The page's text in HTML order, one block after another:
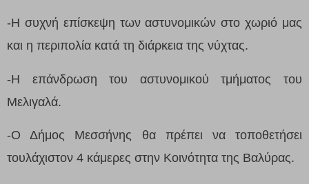
-Η συχνή επίσκεψη των αστυνομικών στο χωριό μας
και η περιπολία κατά τη διάρκεια της νύχτας.
-Η επάνδρωση του αστυνομικού τμήματος του
Μελιγαλά.
-Ο Δήμος Μεσσήνης θα πρέπει να τοποθετήσει
τουλάχιστον 4 κάμερες στην Κοινότητα της Βαλύρας.